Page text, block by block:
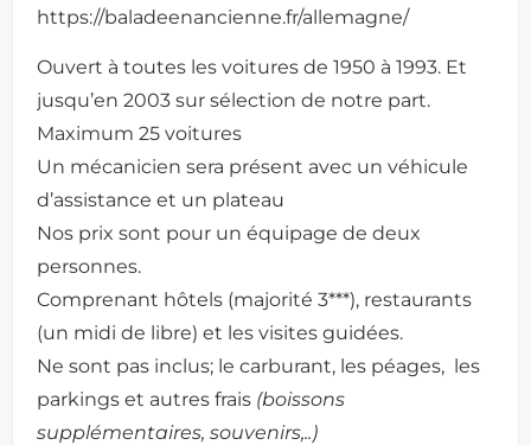
https://baladeenancienne.fr/allemagne/
Ouvert à toutes les voitures de 1950 à 1993. Et
jusqu’en 2003 sur sélection de notre part.
Maximum 25 voitures
Un mécanicien sera présent avec un véhicule
d’assistance et un plateau
Nos prix sont pour un équipage de deux
personnes.
Comprenant hôtels (majorité 3***), restaurants
(un midi de libre) et les visites guidées.
Ne sont pas inclus; le carburant, les péages, les
parkings et autres frais (boissons
supplémentaires, souvenirs,..)